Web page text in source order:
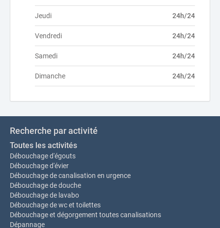
Jeudi 24h/24
Vendredi 24h/24
Samedi 24h/24
Dimanche 24h/24
Recherche par activité
Toutes les activités
Débouchage d'égouts
Débouchage d'évier
Débouchage de canalisation en urgence
Débouchage de douche
Débouchage de lavabo
Débouchage de wc et toilettes
Débouchage et dégorgement toutes canalisations
Dépannage